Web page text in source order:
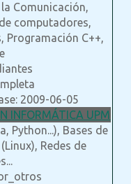
Comunicación,
computadores,
Programación C++,
2009-06-05
INFORMÁTICA UPM
Python...), Bases de
Redes de